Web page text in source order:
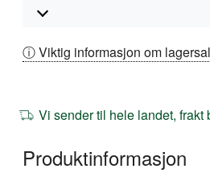
ⓘ Viktig informasjon om
Vi sender til hele landet, frakt
Produktinformasjon